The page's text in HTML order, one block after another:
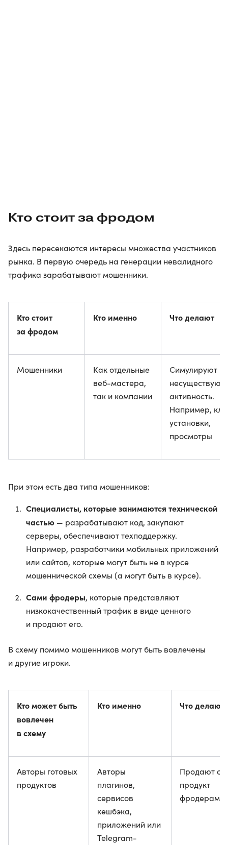
Кто стоит за фродом
Здесь пересекаются интересы множества участников
рынка. В первую очередь на генерации невалидного
трафика зарабатывают мошенники.
Кто стоит
за фродом
Кто именно Что делают
Мошенники
Как отдельные
веб-мастера,
так и компании
Симулируют
активность.
Например,
установки,
просмотры
При этом есть два типа мошенников:
Специалисты, которые занимаются технической
частью — разрабатывают код, закупают
серверы, обеспечивают техподдержку.
Например, разработчики мобильных приложений
или сайтов, которые могут быть не в курсе
мошеннической схемы (а могут быть в курсе).
Сами фродеры, которые представляют
низкокачественный трафик в виде ценного
и продают его.
В схему помимо мошенников могут быть вовлечены
и другие игроки.
Кто может быть
вовлечен
в схему
Кто именно Что делают
Авторы готовых
продуктов
Авторы
плагинов,
сервисов
кешбэка,
приложений или
Telegram-
Продают
продукт
фродерам